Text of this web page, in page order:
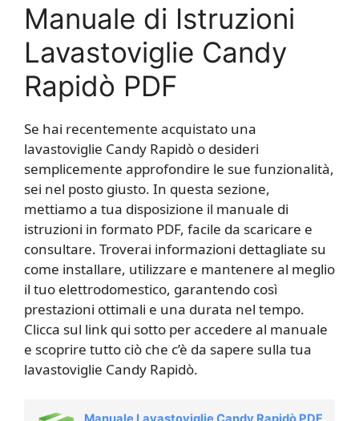
Manuale di Istruzioni
Lavastoviglie Candy
Rapidò PDF
Se hai recentemente acquistato una
lavastoviglie Candy Rapidò o desideri
semplicemente approfondire le sue funzionalità,
sei nel posto giusto. In questa sezione,
mettiamo a tua disposizione il manuale di
istruzioni in formato PDF, facile da scaricare e
consultare. Troverai informazioni dettagliate su
come installare, utilizzare e mantenere al meglio
il tuo elettrodomestico, garantendo così
prestazioni ottimali e una durata nel tempo.
Clicca sul link qui sotto per accedere al manuale
e scoprire tutto ciò che c’è da sapere sulla tua
lavastoviglie Candy Rapidò.